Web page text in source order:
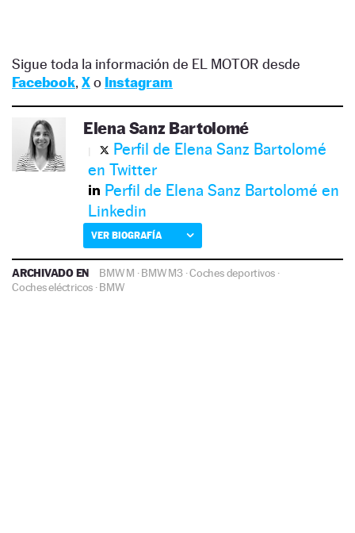
Sigue toda la información de EL MOTOR desde
Facebook, Xo Instagram
Elena Sanz Bartolomé
Perfil de Elena Sanz Bartolomé
en Twitter
Perfil de Elena Sanz Bartolomé en
Linkedin
VER BIOGRAFÍA
ARCHIVADO EN BMW M ·BMW M3·Coches deportivos ·
Coches eléctricos ·BMW